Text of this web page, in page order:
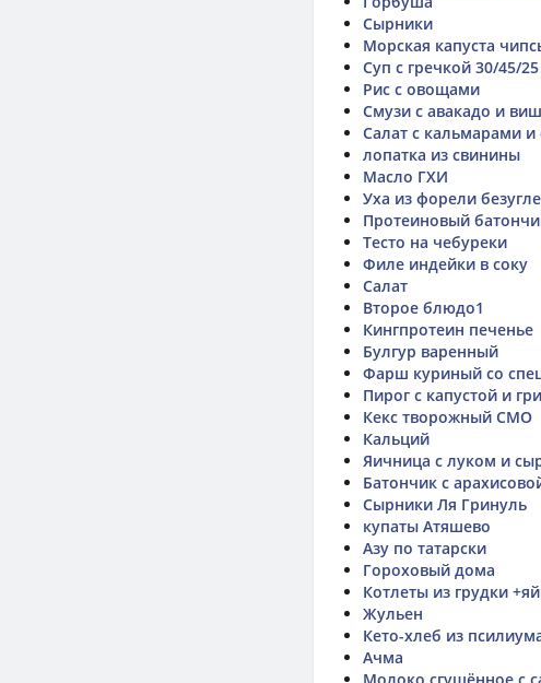
Сырники
Морская капуста
Суп с гречкой 30/45/25
Рис с овощами
Смузи с авакадо и
Салат с кальмарами
лопатка из свинины
Масло ГХИ
Уха из форели
Протеиновый
Тесто на чебуреки
Филе индейки в соку
Салат
Второе блюдо1
Кингпротеин печенье
Булгур варенный
Фарш куриный со
Пирог с капустой и
Кекс творожный СМО
Кальций
Яичница с луком и
Батончик с
Сырники Ля Гринуль
купаты Атяшево
Азу по татарски
Гороховый дома
Котлеты из грудки
Жульен
Кето-хлеб из
Ачма